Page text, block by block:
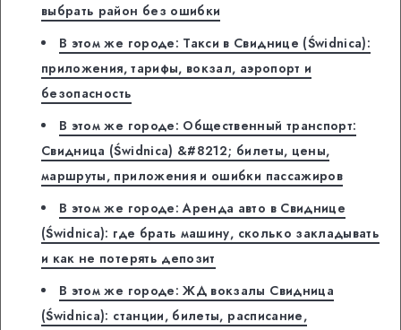
выбрать район без ошибки
В этом же городе: Такси в Свиднице (Świdnica):
приложения, тарифы, вокзал, аэропорт и
безопасность
В этом же городе: Общественный транспорт:
Свидница (Świdnica) &#8212; билеты, цены,
маршруты, приложения и ошибки пассажиров
В этом же городе: Аренда авто в Свиднице
(Świdnica): где брать машину, сколько закладывать
и как не потерять депозит
В этом же городе: ЖД вокзалы Свидница
(Świdnica): станции, билеты, расписание,